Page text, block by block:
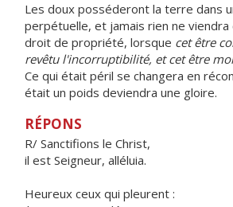
Les doux posséderont la terre dans
perpétuelle, et jamais rien ne viendra
droit de propriété, lorsque cet être
revêtu l'incorruptibilité, et cet être
Ce qui était péril se changera en
était un poids deviendra une gloire.
RÉPONS
R/ Sanctifions le Christ,
il est Seigneur, alléluia.
Heureux ceux qui pleurent :